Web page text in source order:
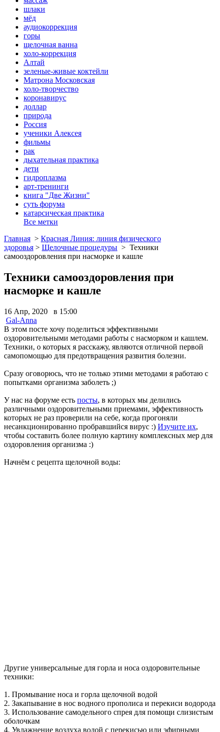
шлаки
мёд
аудиокоррекция
горы
щелочная ванна
холо-коррекция
Алтай
зеленые-живые коктейли
Матрона Московская
холо-творчество
коронавирус
доллар
природа
Россия
ученики Алексея
фильмы
рак
дыхательная практика
дети
гидроплазма
арт-тренинги
книга "Две Жизни"
суть форума
катарсическая практика
Все метки
Главная > Красная Линия: линия физического
здоровья > Щелочные процедуры > Техники
самооздоровления при насморке и кашле
Техники самооздоровления при
насморке и кашле
16 Апр, 2020 в 15:00
Gal-Anna
В этом посте хочу поделиться эффективными
оздоровительными методами работы с насморком и кашлем.
Техники, о которых я расскажу, являются отличной первой
самопомощью для предотвращения развития болезни.
Сразу оговорюсь, что не только этими методами я работаю с
попытками организма заболеть ;)
У нас на форуме есть посты, в которых мы делились
различными оздоровительными приемами, эффективность
которых не раз проверили на себе, когда прогоняли
несанкционированно пробравшийся вирус :) Изучите их,
чтобы составить более полную картину комплексных мер для
оздоровления организма :)
Начнём с рецепта щелочной воды:
Другие универсальные для горла и носа оздоровительные
техники:
1. Промывание носа и горла щелочной водой
2. Закапывание в нос водного прополиса и перекиси водорода
3. Использование самодельного спрея для помощи слизистым
оболочкам
4. Увлажнение воздуха водой с перекисью или эфирными